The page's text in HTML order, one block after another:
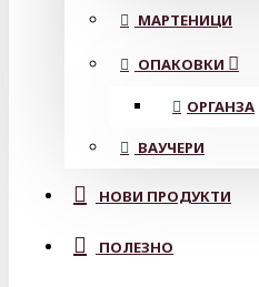
МАРТЕНИЦИ
ОПАКОВКИ
ОРГАНЗА
ВАУЧЕРИ
НОВИ ПРОДУКТИ
ПОЛЕЗНО